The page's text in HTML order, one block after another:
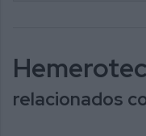
relacionados